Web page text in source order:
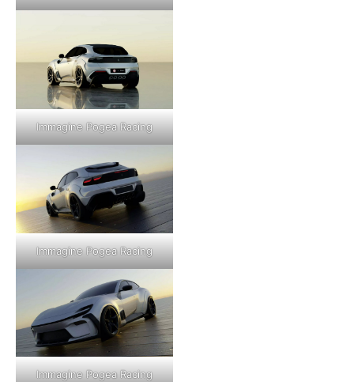
Immagine Pogea Racing
Immagine Pogea Racing
Immagine Pogea Racing